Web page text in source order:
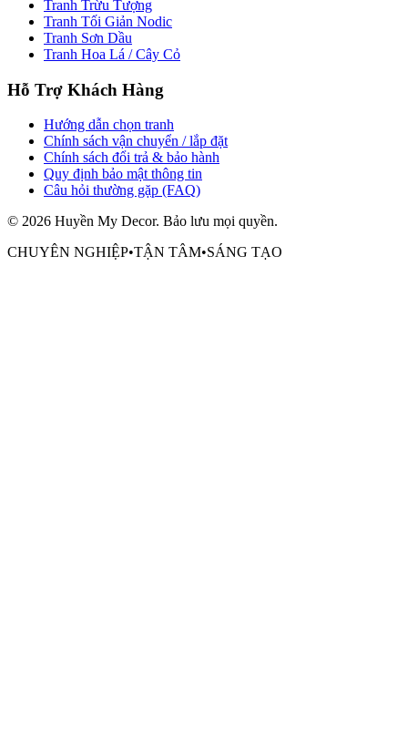
Tranh Trừu Tượng
Tranh Tối Giản Nodic
Tranh Sơn Dầu
Tranh Hoa Lá / Cây Cỏ
Hỗ Trợ Khách Hàng
Hướng dẫn chọn tranh
Chính sách vận chuyển / lắp đặt
Chính sách đổi trả & bảo hành
Quy định bảo mật thông tin
Câu hỏi thường gặp (FAQ)
© 2026 Huyền My Decor. Bảo lưu mọi quyền.
CHUYÊN NGHIỆP•TẬN TÂM•SÁNG TẠO